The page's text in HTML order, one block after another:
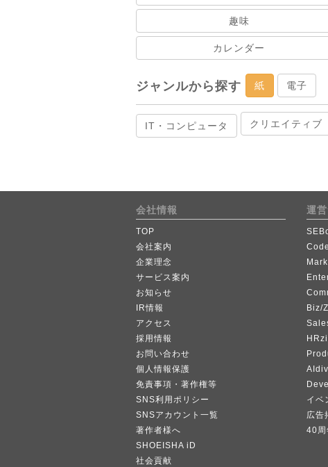
趣味
カレンダー
ジャンルから探す 紙 電子
IT・コンピュータ クリエイティブ
会社情報
TOP
会社案内
企業理念
サービス案内
お知らせ
IR情報
アクセス
採用情報
お問い合わせ
個人情報保護
免責事項・著作権等
SNS利用ポリシー
SNSアカウント一覧
著作者様へ
SHOEISHA iD
社会貢献
運
Biz/
イベ
広告
40周